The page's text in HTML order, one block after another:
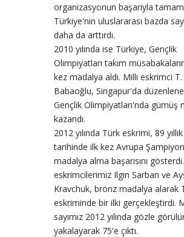
organizasyonun başarıyla
Türkiye'nin uluslararası bazda
daha da arttırdı.
2010 yılında ise Türkiye, Gençlik
Olimpiyatları takım
kez madalya aldı. Milli eskrimci
Babaoğlu, Singapur'da
Gençlik Olimpiyatları'nda gümüş
kazandı.
2012 yılında Türk eskrimi, 89 yıllık
tarihinde ilk kez Avrupa
madalya alma başarısını
eskrimcilerimiz Ilgın Sarban ve
Kravchuk, bronz madalya alarak
eskriminde bir ilki gerçekleştirdi.
sayımız 2012 yılında gözle
yakalayarak 75'e çıktı.